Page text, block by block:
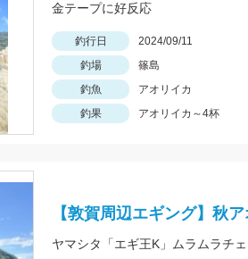
金テープに好反応
釣行日 2024/09/11
釣場
篠島
釣魚
アオリイカ
釣果
アオリイカ～4杯
【敦賀周辺エギング】秋